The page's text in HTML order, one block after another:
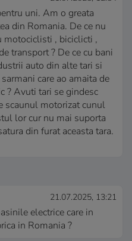
uni. Am o greata
din Romania. De ce nu
motociclisti , biciclicti ,
transport ? De ce cu bani
auto din alte tari si
care ao amaita de
? Avuti tari se gindesc
scaunul motorizat cunul
lor cur nu mai suporta
din furat aceasta tara.
21.07.2025, 13:21
electrice care in
in Romania ?